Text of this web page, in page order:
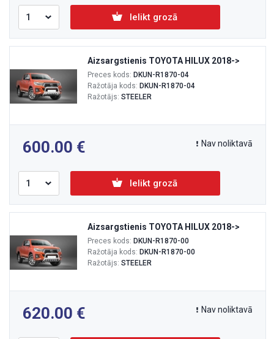
Ielikt grozā
Aizsargstienis TOYOTA HILUX 2018->
Preces kods: DKUN-R1870-04
Ražotāja kods: DKUN-R1870-04
Ražotājs: STEELER
600.00 Nav noliktavā
Ielikt grozā
Aizsargstienis TOYOTA HILUX 2018->
Preces kods: DKUN-R1870-00
Ražotāja kods: DKUN-R1870-00
Ražotājs: STEELER
620.00 Nav noliktavā